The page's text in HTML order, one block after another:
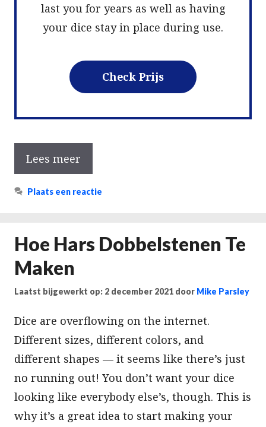
last you for years as well as having
your dice stay in place during use.
Check Prijs
Lees meer
Plaats een reactie
Hoe Hars Dobbelstenen Te
Maken
Laatst bijgewerkt op: 2 december 2021 door Mike Parsley
Dice are overflowing on the internet.
Different sizes, different colors, and
different shapes — it seems like there’s just
no running out! You don’t want your dice
looking like everybody else’s, though. This is
why it’s a great idea to start making your